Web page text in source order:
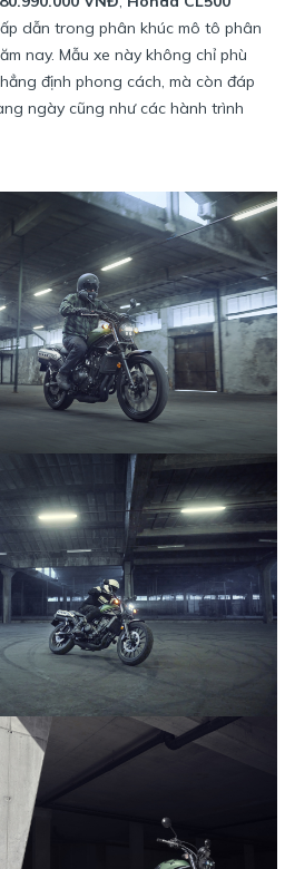
dẫn trong phân khúc mô tô phân
nay. Mẫu xe này không chỉ phù
định phong cách, mà còn đáp
ngày cũng như các hành trình